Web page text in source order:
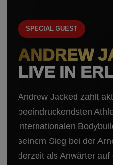
SPECIAL GUEST
ANDREW
LIVE IN
Andrew Jacked zählt
beeindruckendsten
internationalen
seinem Sieg bei der
derzeit als Anwärter auf